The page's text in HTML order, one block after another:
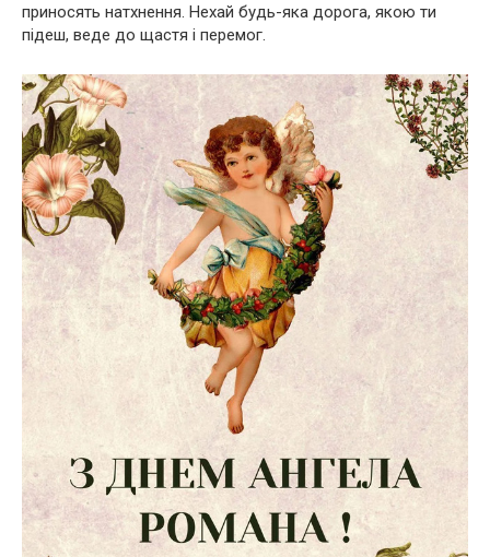
приносять натхнення. Нехай будь-яка дорога, якою ти
підеш, веде до щастя і перемог.